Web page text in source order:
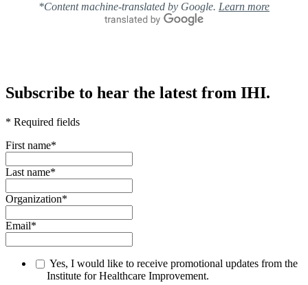
*Content machine-translated by Google. Learn more
Subscribe to hear the latest from IHI.
* Required fields
First name*
Last name*
Organization*
Email*
Yes, I would like to receive promotional updates from the
Institute for Healthcare Improvement.